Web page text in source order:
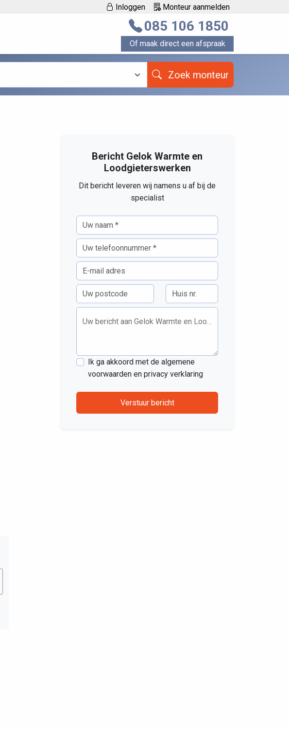
Inloggen Monteur aanmelden
085 106 1850
Of maak direct een afspraak
Zoek monteur
Bericht Gelok Warmte en
Loodgieterswerken
Dit bericht leveren wij namens u af bij de
specialist
Uw bericht aan Gelok Warmte en Loodgieterswerken
Ik ga akkoord met de algemene
voorwaarden en privacy verklaring
Verstuur bericht